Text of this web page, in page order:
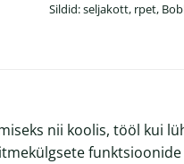
Sildid:seljakott, rpet,
nii koolis, tööl kui